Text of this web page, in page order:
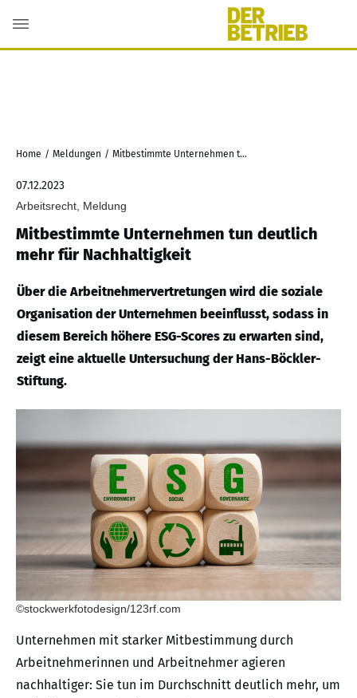
Home / Meldungen / Mitbestimmte Unternehmen tun deutlich mehr für Nachhaltigkeit
07.12.2023
Arbeitsrecht, Meldung
Mitbestimmte Unternehmen tun deutlich
mehr für Nachhaltigkeit
Über die Arbeitnehmervertretungen wird die soziale
Organisation der Unternehmen beeinflusst, sodass in
diesem Bereich höhere ESG-Scores zu erwarten sind,
zeigt eine aktuelle Untersuchung der Hans-Böckler-
Stiftung.
©stockwerkfotodesign/123rf.com
Unternehmen mit starker Mitbestimmung durch
Arbeitnehmerinnen und Arbeitnehmer agieren
nachhaltiger: Sie tun im Durchschnitt deutlich mehr, um